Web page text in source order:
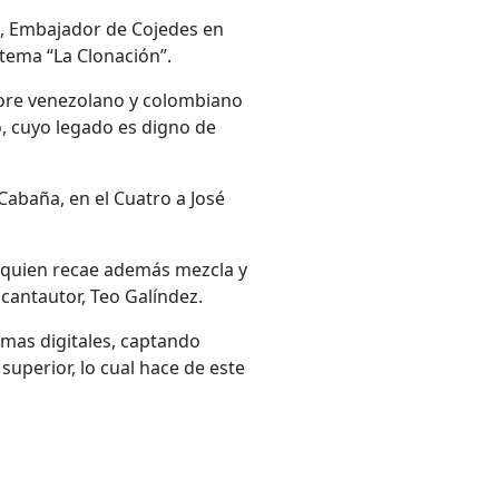
de Cojedes en
“La Clonación”.
venezolano y colombiano
cuyo legado es digno de
en el Cuatro a José
recae además mezcla y
Teo Galíndez.
digitales, captando
lo cual hace de este